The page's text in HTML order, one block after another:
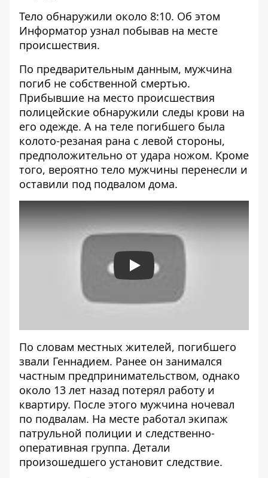
Тело обнаружили около 8:10. Об этом
Информатор узнал побывав на месте
происшествия.
По предварительным данным, мужчина
погиб не собственной смертью.
Прибывшие на место происшествия
полицейские обнаружили следы крови на
его одежде. А на теле погибшего была
колото-резаная рана с левой стороны,
предположительно от удара ножом. Кроме
того, вероятно тело мужчины перенесли и
оставили под подвалом дома.
Play
По словам местных жителей, погибшего
звали Геннадием. Ранее он занимался
частным предпринимательством, однако
около 13 лет назад потерял работу и
квартиру. После этого мужчина ночевал
по подвалам. На месте работал экипаж
патрульной полиции и следственно-
оперативная группа. Детали
произошедшего установит следствие.